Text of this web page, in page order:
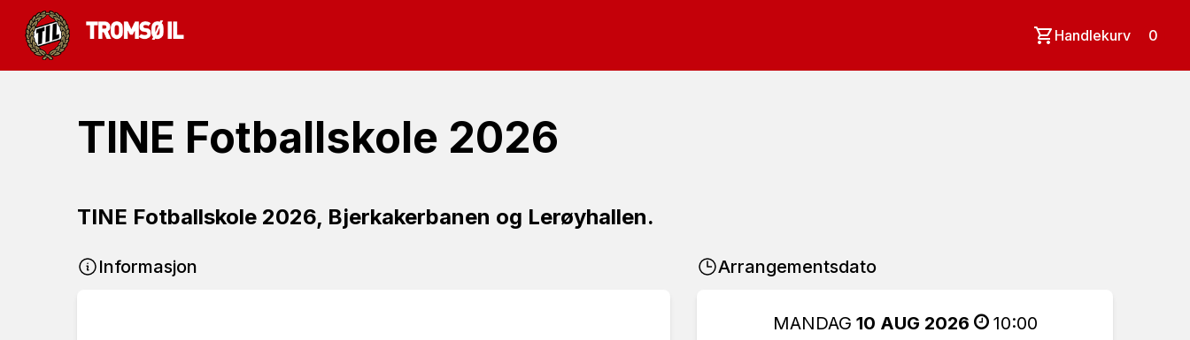
Handlekurv 0
TINE Fotballskole 2026
TINE Fotballskole 2026, Bjerkakerbanen og Lerøyhallen.
Informasjon Arrangementsdato
MANDAG 10 AUG 2026 10:00